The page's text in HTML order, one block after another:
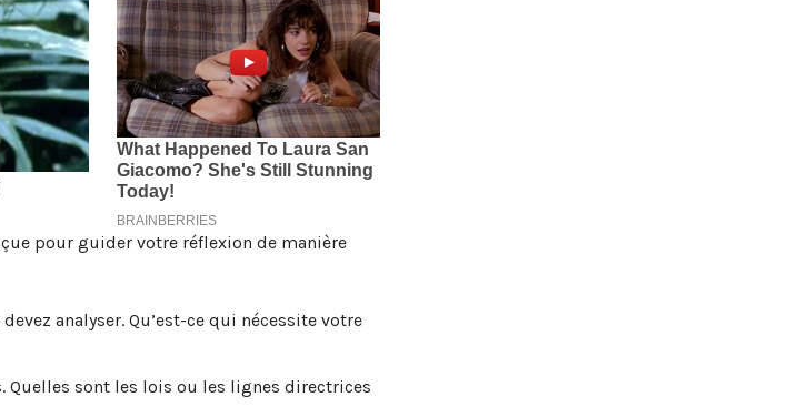
pour guider votre réflexion de manière
analyser. Qu’est-ce qui nécessite votre
sont les lois ou les lignes directrices